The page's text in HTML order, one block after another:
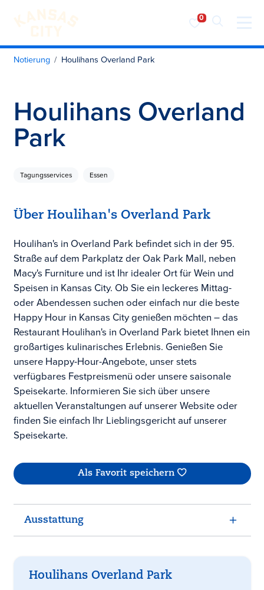
Besuchen Sie KC
Zum Inhalt springen
Notierung Houlihans Overland Park
Houlihans Overland
Park
Tagungsservices Essen
Über Houlihan's Overland Park
Houlihan's in Overland Park befindet sich in der 95.
Straße auf dem Parkplatz der Oak Park Mall, neben
Macy's Furniture und ist Ihr idealer Ort für Wein und
Speisen in Kansas City. Ob Sie ein leckeres Mittag-
oder Abendessen suchen oder einfach nur die beste
Happy Hour in Kansas City genießen möchten – das
Restaurant Houlihan's in Overland Park bietet Ihnen ein
großartiges kulinarisches Erlebnis. Genießen Sie
unsere Happy-Hour-Angebote, unser stets
verfügbares Festpreismenü oder unsere saisonale
Speisekarte. Informieren Sie sich über unsere
aktuellen Veranstaltungen auf unserer Website oder
finden Sie einfach Ihr Lieblingsgericht auf unserer
Speisekarte.
Als Favorit speichern
Ausstattung
Houlihans Overland Park